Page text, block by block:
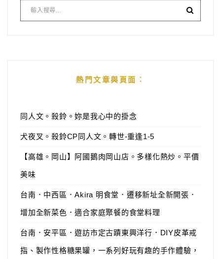
熱門文章與頁面︰
同人文。殺鈴。妳是我心中的掛念
犬夜叉。殺鈴CP同人文。轉世-重逢1-5
【高雄。岡山】阿國鵝肉岡山店。多樣化熱炒。平價
美味
台南．中西區．Akira 明食堂．遷移新址全新開張．
增加全新菜色．適合家庭聚餐的食堂料理
台南．安平區．遊訪市定古蹟東興洋行．DIY皮革戒
指、製作性格糖果罐，一系列好玩有趣的手作體驗，